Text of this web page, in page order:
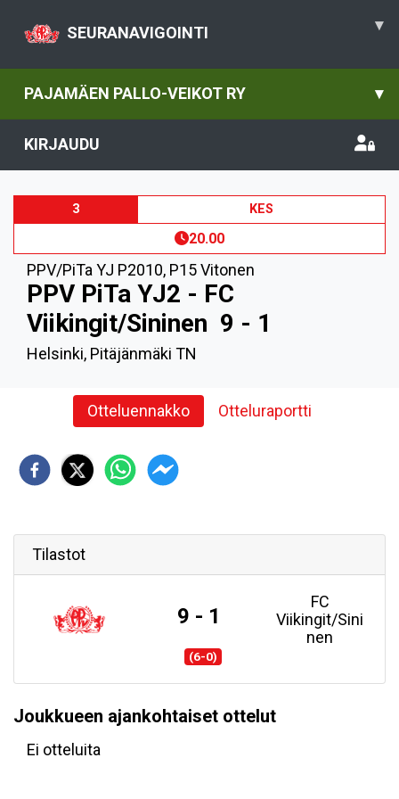
SEURANAVIGOINTI ▾
PAJAMÄEN PALLO-VEIKOT RY ▾
KIRJAUDU
3 KES
20.00
PPV/PiTa YJ P2010, P15 Vitonen
PPV PiTa YJ2 - FC
Viikingit/Sininen 9 - 1
Helsinki, Pitäjänmäki TN
Otteluennakko Otteluraportti
Tilastot
9 - 1
FC
Viikingit/Sini
nen
(6-0)
Joukkueen ajankohtaiset ottelut
Ei otteluita